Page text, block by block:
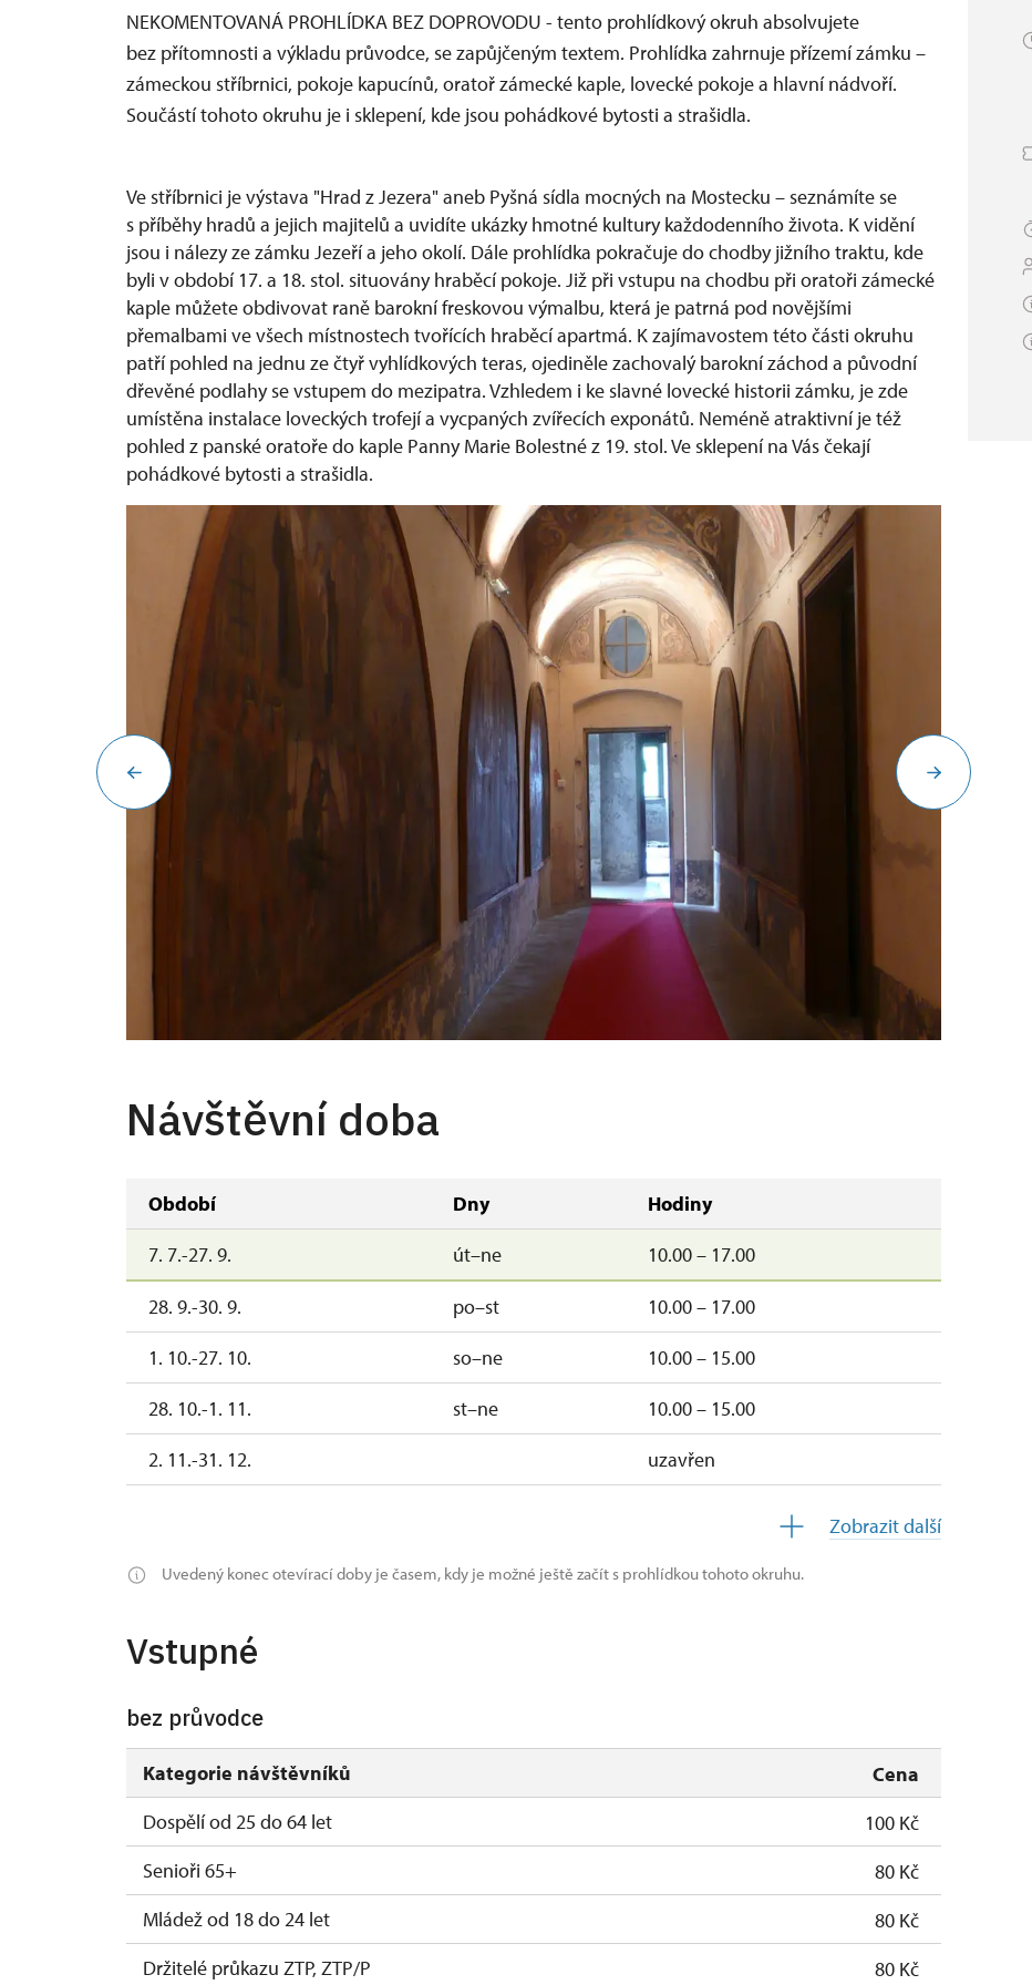
NEKOMENTOVANÁ PROHLÍDKA BEZ DOPROVODU - tento prohlídkový okruh absolvujete
bez přítomnosti a výkladu průvodce, se zapůjčeným textem. Prohlídka zahrnuje přízemí zámku –
zámeckou stříbrnici, pokoje kapucínů, oratoř zámecké kaple, lovecké pokoje a hlavní nádvoří.
Součástí tohoto okruhu je i sklepení, kde jsou pohádkové bytosti a strašidla.
Ve stříbrnici je výstava "Hrad z Jezera" aneb Pyšná sídla mocných na Mostecku – seznámíte se
s příběhy hradů a jejich majitelů a uvidíte ukázky hmotné kultury každodenního života. K vidění
jsou i nálezy ze zámku Jezeří a jeho okolí. Dále prohlídka pokračuje do chodby jižního traktu, kde
byli v období 17. a 18. stol. situovány hraběcí pokoje. Již při vstupu na chodbu při oratoři zámecké
kaple můžete obdivovat raně barokní freskovou výmalbu, která je patrná pod novějšími
přemalbami ve všech místnostech tvořících hraběcí apartmá. K zajímavostem této části okruhu
patří pohled na jednu ze čtyř vyhlídkových teras, ojediněle zachovalý barokní záchod a původní
dřevěné podlahy se vstupem do mezipatra. Vzhledem i ke slavné lovecké historii zámku, je zde
umístěna instalace loveckých trofejí a vycpaných zvířecích exponátů. Neméně atraktivní je též
pohled z panské oratoře do kaple Panny Marie Bolestné z 19. stol. Ve sklepení na Vás čekají
pohádkové bytosti a strašidla.
Návštěvní doba
Období Dny
Hodiny
7. 7.-27. 9.
út–ne 10.00 – 17.00
28. 9.-30. 9. po–st
10.00 – 17.00
1. 10.-27. 10.
so–ne
10.00 – 15.00
28. 10.-1. 11.
st–ne
10.00 – 15.00
2. 11.-31. 12.
uzavřen
1. 1.-31. 3.
uzavřen
Zobrazit další
Uvedený konec otevírací doby je časem, kdy je možné ještě začít s prohlídkou tohoto okruhu.
Vstupné
bez průvodce
Kategorie návštěvníků
Cena
Dospělí od 25 do 64 let
100 Kč
Senioři 65+
80 Kč
Mládež od 18 do 24 let
80 Kč
Držitelé průkazu ZTP, ZTP/P
80 Kč